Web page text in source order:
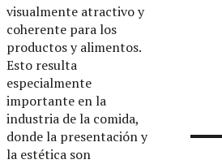
visualmente atractivo y
coherente para los
productos y alimentos.
Esto resulta
especialmente
importante en la
industria de la comida,
donde la presentación y
la estética son